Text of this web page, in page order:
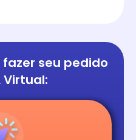
fazer seu pedido
Virtual: